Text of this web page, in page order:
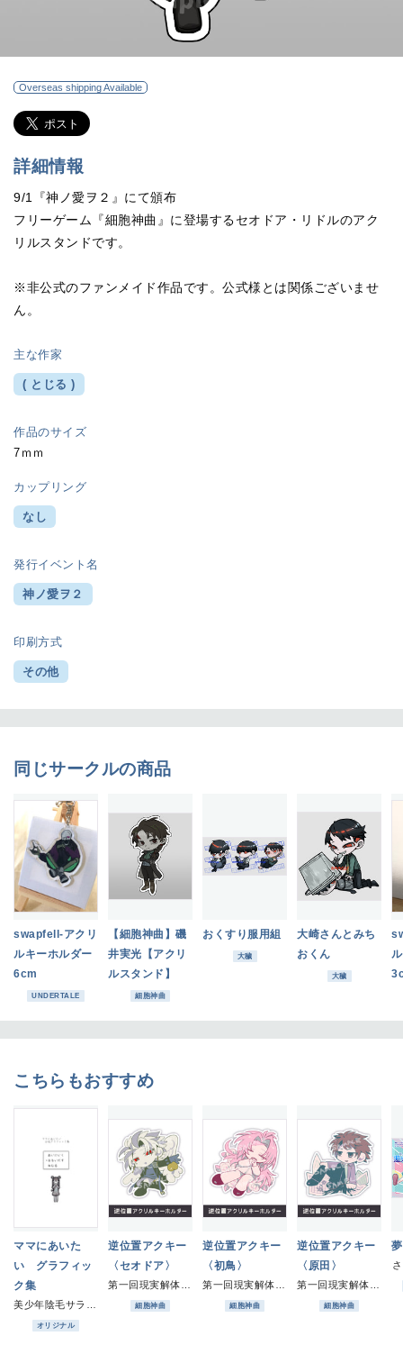
Overseas shipping Available
詳細情報
9/1『神ノ愛ヲ２』にて頒布
フリーゲーム『細胞神曲』に登場するセオドア・リドルのアク
リルスタンドです。
※非公式のファンメイド作品です。公式様とは関係ございませ
ん。
主な作家
( とじる )
作品のサイズ
7ｍｍ
カップリング
なし
発行イベント名
神ノ愛ヲ２
印刷方式
その他
同じサークルの商品
swapfell-アクリ
ルキーホルダー
6cm
UNDERTALE
【細胞神曲】磯
井実光【アクリ
ルスタンド】
細胞神曲
おくすり服用組
大穢
大崎さんとみち
おくん
大穢
こちらもおすすめ
ママにあいた
い グラフィッ
ク集
オリジナル
逆位置アクキー
〈セオドア〉
細胞神曲
逆位置アクキー
〈初鳥〉
細胞神曲
逆位置アクキー
〈原田〉
細胞神曲